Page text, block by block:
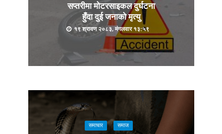
सप्तरीमा मोटरसाइकल दुर्घटना
हुँदा दुई जनाको मृत्यु
१९ श्रावण २०८३, मंगलवार १३:५९
समाचार समाज